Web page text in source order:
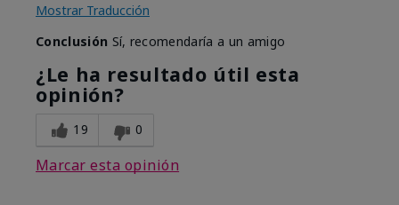
Mostrar Traducción
Conclusión Sí, recomendaría a un amigo
¿Le ha resultado útil esta
opinión?
19 0
Marcar esta opinión